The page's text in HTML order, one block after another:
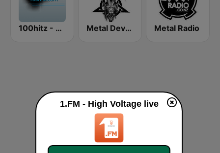
100hitz - Metal Metal Devastation Radio Metal Radio
1.FM - High Voltage live